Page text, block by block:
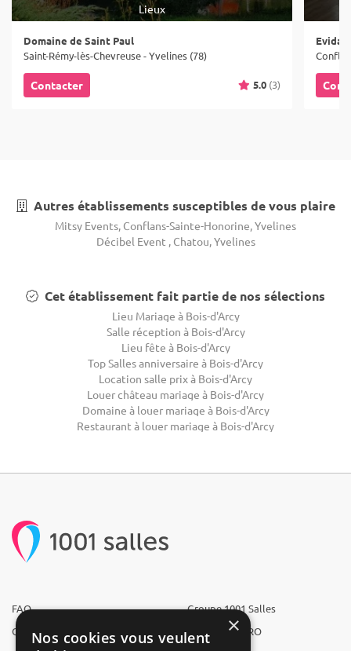
Lieux
Domaine de Saint Paul
Saint-Rémy-lès-Chevreuse - Yvelines (78)
Contacter 5.0 (3)
Autres établissements susceptibles de vous plaire
Mitsy Events, Conflans-Sainte-Honorine, Yvelines
Décibel Event , Chatou, Yvelines
Cet établissement fait partie de nos sélections
Lieu Mariage à Bois-d'Arcy
Salle réception à Bois-d'Arcy
Lieu fête à Bois-d'Arcy
Top Salles anniversaire à Bois-d'Arcy
Location salle prix à Bois-d'Arcy
Louer château mariage à Bois-d'Arcy
Domaine à louer mariage à Bois-d'Arcy
Restaurant à louer mariage à Bois-d'Arcy
FAQ
Qui sommes-nous ?
Groupe 1001 Salles
1001 Salles PRO
×
Nos cookies vous veulent